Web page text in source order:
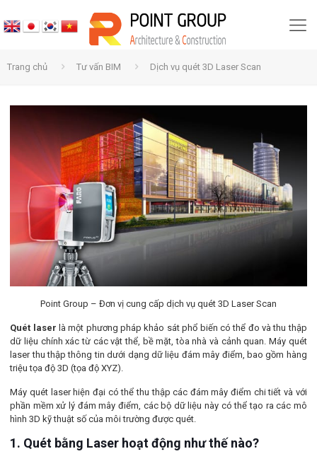
Trang chủ Tư vấn BIM Dịch vụ quét 3D Laser Scan
Point Group – Đơn vị cung cấp dịch vụ quét 3D Laser Scan
Quét laser là một phương pháp khảo sát phổ biến có thể đo và thu thập
dữ liệu chính xác từ các vật thể, bề mặt, tòa nhà và cảnh quan. Máy quét
laser thu thập thông tin dưới dạng dữ liệu đám mây điểm, bao gồm hàng
triệu tọa độ 3D (tọa độ XYZ).
Máy quét laser hiện đại có thể thu thập các đám mây điểm chi tiết và với
phần mềm xử lý đám mây điểm, các bộ dữ liệu này có thể tạo ra các mô
hình 3D kỹ thuật số của môi trường được quét.
1. Quét bằng Laser hoạt động như thế nào?